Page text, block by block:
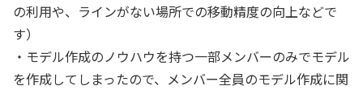
の利用や、ラインがない場所での移動精度の向上などで
す）
・モデル作成のノウハウを持つ一部メンバーのみでモデル
を作成してしまったので、メンバー全員のモデル作成に関